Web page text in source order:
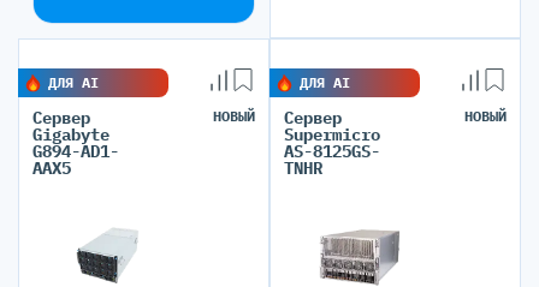
ДЛЯ AI
Сервер
Gigabyte
G894-AD1-
AAX5
НОВЫЙ
ДЛЯ AI
Сервер
Supermicro
AS-8125GS-
TNHR
НОВЫЙ